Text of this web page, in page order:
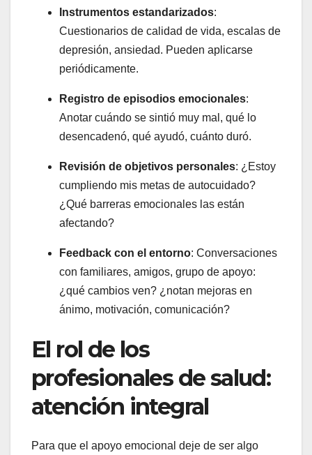
Instrumentos estandarizados:
Cuestionarios de calidad de vida, escalas de
depresión, ansiedad. Pueden aplicarse
periódicamente.
Registro de episodios emocionales:
Anotar cuándo se sintió muy mal, qué lo
desencadenó, qué ayudó, cuánto duró.
Revisión de objetivos personales: ¿Estoy
cumpliendo mis metas de autocuidado?
¿Qué barreras emocionales las están
afectando?
Feedback con el entorno: Conversaciones
con familiares, amigos, grupo de apoyo:
¿qué cambios ven? ¿notan mejoras en
ánimo, motivación, comunicación?
El rol de los
profesionales de salud:
atención integral
Para que el apoyo emocional deje de ser algo